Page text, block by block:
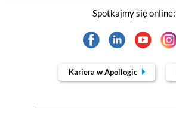
Spotkajmy się online:
Kariera w Apollogic